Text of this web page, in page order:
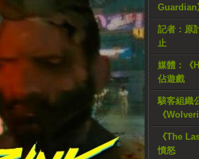
Guardian
記者：原
止
媒體：《
佔遊戲
駭客組織
《
《The
憤怒